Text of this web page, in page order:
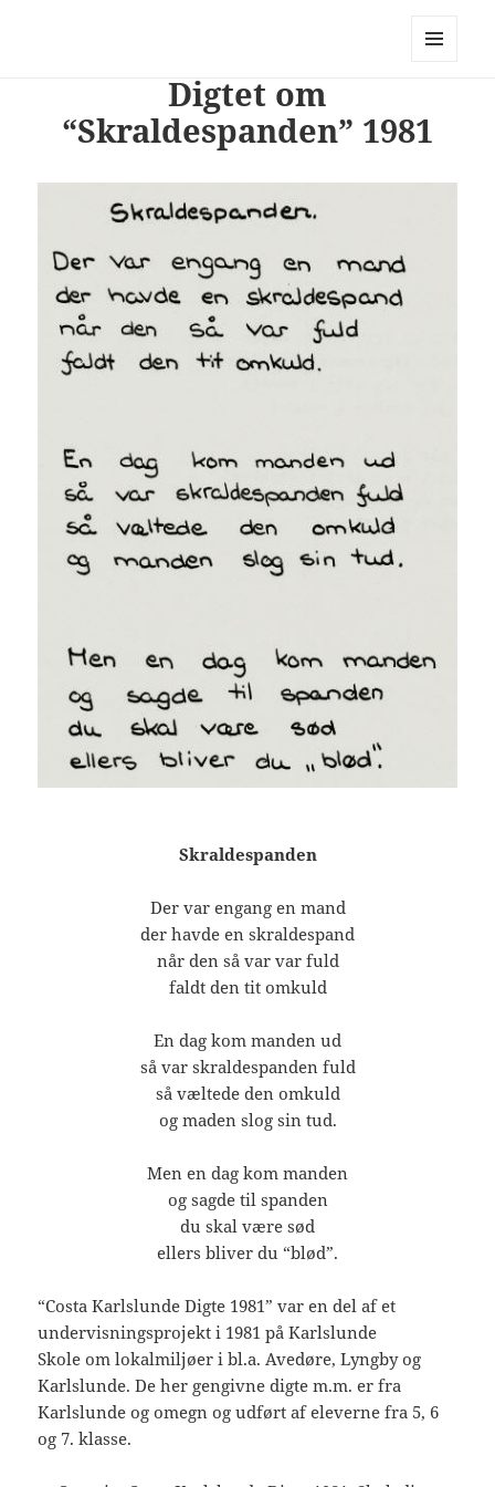
PhotoStory – en rejse i billeder og
Digtet om
“Skraldespanden” 1981
Skraldespanden
Der var engang en mand
der havde en skraldespand
når den så var var fuld
faldt den tit omkuld
En dag kom manden ud
så var skraldespanden fuld
så væltede den omkuld
og maden slog sin tud.
Men en dag kom manden
og sagde til spanden
du skal være sød
ellers bliver du “blød”.
“Costa Karlslunde Digte 1981” var en del af et
undervisningsprojekt i 1981 på Karlslunde
Skole om lokalmiljøer i bl.a. Avedøre, Lyngby og
Karlslunde. De her gengivne digte m.m. er fra
Karlslunde og omegn og udført af eleverne fra 5, 6
og 7. klasse.